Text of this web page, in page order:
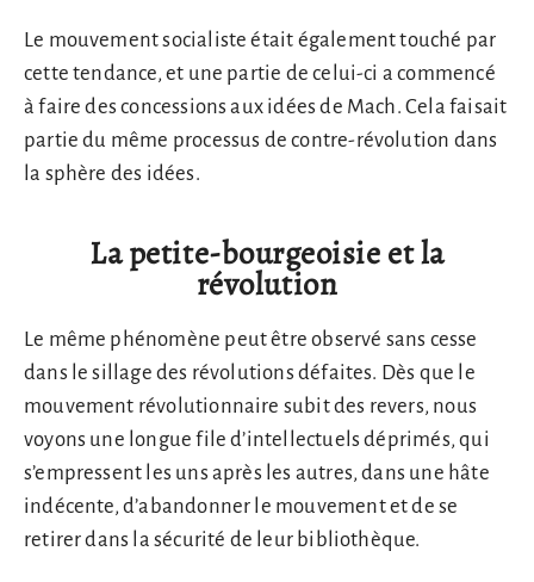
Le mouvement socialiste était également touché par
cette tendance, et une partie de celui-ci a commencé
à faire des concessions aux idées de Mach. Cela faisait
partie du même processus de contre-révolution dans
la sphère des idées.
La petite-bourgeoisie et la
révolution
Le même phénomène peut être observé sans cesse
dans le sillage des révolutions défaites. Dès que le
mouvement révolutionnaire subit des revers, nous
voyons une longue file d’intellectuels déprimés, qui
s’empressent les uns après les autres, dans une hâte
indécente, d’abandonner le mouvement et de se
retirer dans la sécurité de leur bibliothèque.